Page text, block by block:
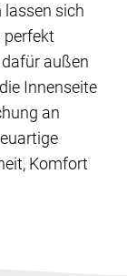
lassen sich
perfekt
außen
Innenseite
an
Komfort